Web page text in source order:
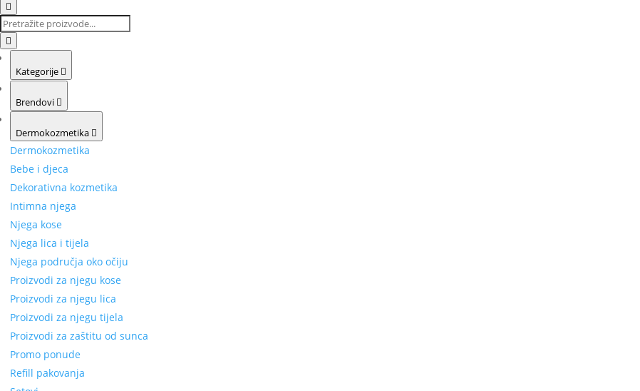
Kategorije
Brendovi
Dermokozmetika
Dermokozmetika
Bebe i djeca
Dekorativna kozmetika
Intimna njega
Njega kose
Njega lica i tijela
Njega područja oko očiju
Proizvodi za njegu kose
Proizvodi za njegu lica
Proizvodi za njegu tijela
Proizvodi za zaštitu od sunca
Promo ponude
Refill pakovanja